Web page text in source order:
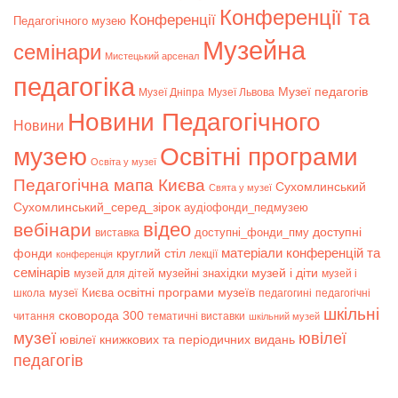
Педагогічного музею Конференції Конференції та
семінари Мистецький арсенал Музейна
педагогіка Музеї Дніпра Музеї Львова Музеї педагогів
Новини Новини Педагогічного
музею Освіта у музеї Освітні програми
Педагогічна мапа Києва Свята у музеї Сухомлинський
Сухомлинський_серед_зірок аудіофонди_педмузею
вебінари виставка відео доступні_фонди_пму доступні
фонди конференція круглий стіл лекції матеріали конференцій та
семінарів музей для дітей музейні знахідки музей і діти музей і
школа музеї Києва освітні програми музеїв педагогині педагогічні
читання сковорода 300 тематичні виставки шкільний музей шкільні
музеї ювілеї книжкових та періодичних видань ювілеї
педагогів